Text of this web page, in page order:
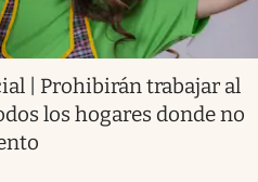
| Prohibirán trabajar al
los hogares donde no